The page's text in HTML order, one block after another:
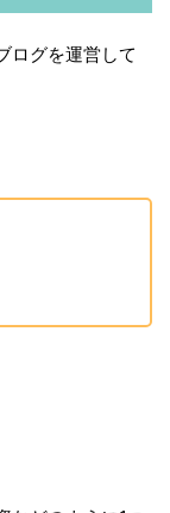
ログを運営して